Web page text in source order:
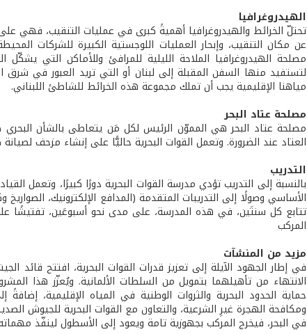
الهيدروغرافيا
تحتلّ الخرائط والهيدروغرافيا أهميةً كبرى في عمليات التنقيب، فهي
عن مكان التنقيب، وإبحار العمليات اللوجستية الكبيرة للشركات
مصلحة الهيدروغرافيا الملاحة الليلية للمرافئ وللأماكن التي يشكّل
لتستفيد منها السفن المقبلة إلى لبنان أو التي تريد العبور في
مياهنا الإقليمية يجب أن تملك مجموعة هذه الخرائط للشاطئ اللبناني.
مصلحة عتاد البحر
مصلحة عتاد البحر هي المموّن الرئيس لكل مَن يتعاطى بالشأن
العتاد عند الضرورة. وتعمل القوات البحرية حاليًّا على إنشاء مزحف
التدريب
بالنسبة إلى التدريب تؤدي مدرسة القوات البحرية دورًا كبيرًا، وتعمل
الأساسي وصولًا إلى التدريبات المتقدمة (المدافع الإلكترونيك،
تتابع كل سنتَين، في هذه المدرسة، على مدى نحو أسبوعَين،
المركب
مزيد من المنشآت
في إطار الجهود الآيلة إلى تعزيز قدرات القوات البحرية، افتتح
الانتهاء من تأهيلهما بتمويل من السلطات الألمانية. ويُعزّز هذا
حماية الحدود البحرية والثروات الوطنية في المياه الإقليمية، إضافةً
ومكافحة الهجرة غيرِ الشرعية، والتعاون مع القوات البحرية للجيوش
في البحر، فيخرج المركب بجهوزية تامة ويعود إلى الأسطول لينفّذ